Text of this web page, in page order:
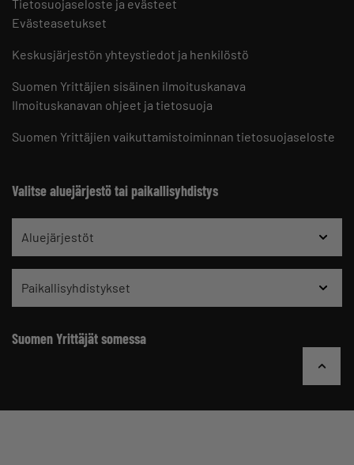
Tietosuojaseloste ja evästeet
Evästeasetukset
Keskusjärjestön yhteystiedot ja henkilöstö
Suomen Yrittäjien sisäinen ilmoituskanava
Ilmoituskanavan ohjeet ja tietosuoja
Suomen Yrittäjien vaikuttamistoiminnan tietosuojaseloste
Valitse aluejärjestö tai paikallisyhdistys
Aluejärjestöt
Paikallisyhdistykset
Suomen Yrittäjät somessa